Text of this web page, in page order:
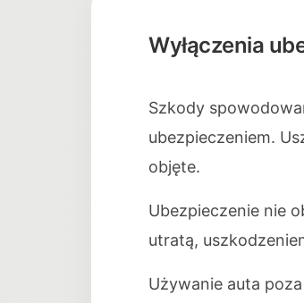
Wyłączenia
Szkody
ubezpieczeniem.
objęte.
Ubezpieczenie nie
utratą,
Używanie auta